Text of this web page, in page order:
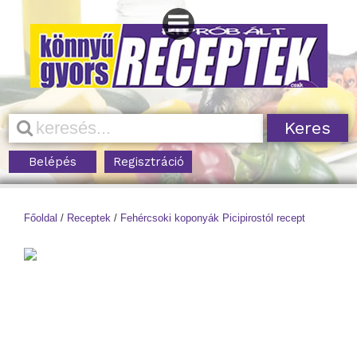
Belépés Regisztráció
Főoldal / Receptek / Fehércsoki koponyák Picipirostól recept